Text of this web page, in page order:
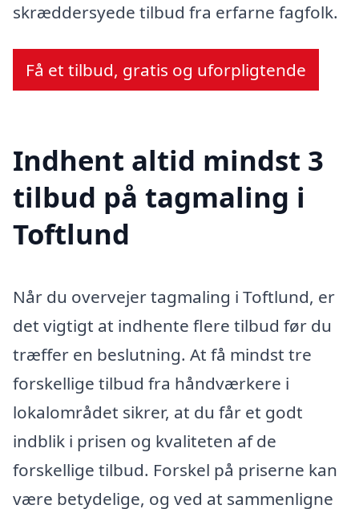
skræddersyede tilbud fra erfarne fagfolk.
Få et tilbud, gratis og uforpligtende
Indhent altid mindst 3
tilbud på tagmaling i
Toftlund
Når du overvejer tagmaling i Toftlund, er
det vigtigt at indhente flere tilbud før du
træffer en beslutning. At få mindst tre
forskellige tilbud fra håndværkere i
lokalområdet sikrer, at du får et godt
indblik i prisen og kvaliteten af de
forskellige tilbud. Forskel på priserne kan
være betydelige, og ved at sammenligne